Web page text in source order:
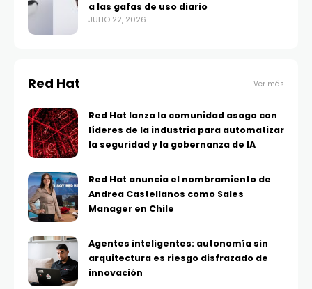
a las gafas de uso diario
JULIO 22, 2026
Red Hat Ver más
Red Hat lanza la comunidad asago con
líderes de la industria para automatizar
la seguridad y la gobernanza de IA
Red Hat anuncia el nombramiento de
Andrea Castellanos como Sales
Manager en Chile
Agentes inteligentes: autonomía sin
arquitectura es riesgo disfrazado de
innovación